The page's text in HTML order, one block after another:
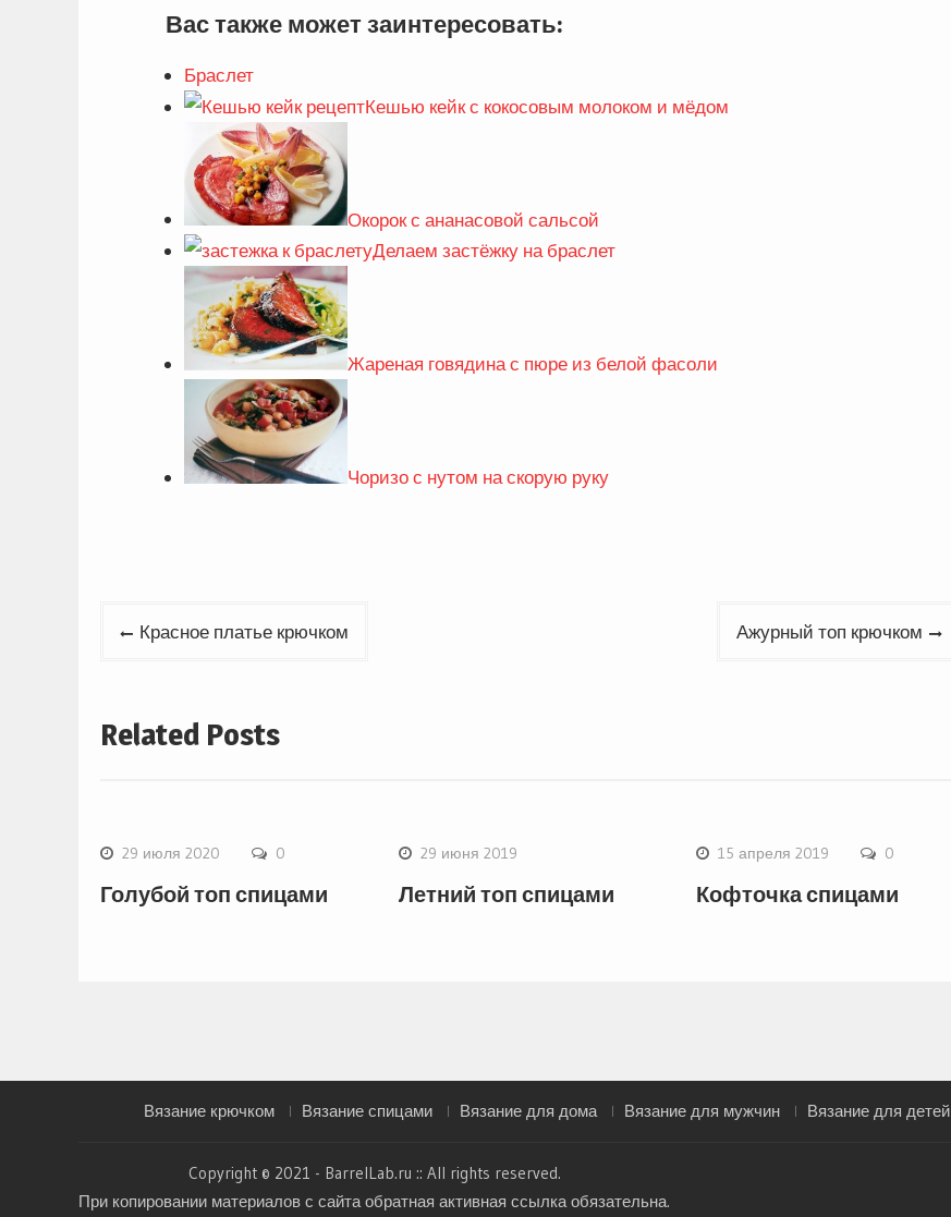
Вас также может заинтересовать:
Браслет
Кешью кейк с кокосовым молоком и мёдом
Окорок с ананасовой сальсой
Делаем застёжку на браслет
Жареная говядина с пюре из белой фасоли
Чоризо с нутом на скорую руку
Навигация
записям
Красное платье крючком Ажурный топ крючком
Related Posts
29 июля 2020 0
Голубой топ спицами
29 июня 2019
Летний топ спицами
15 апреля 2019 0
Кофточка спицами
Вязание крючком Вязание спицами Вязание для дома Вязание для мужчин Вязание для детей
Copyright © 2021 - BarrelLab.ru :: All rights reserved.
При копировании материалов с сайта обратная активная ссылка обязательна.